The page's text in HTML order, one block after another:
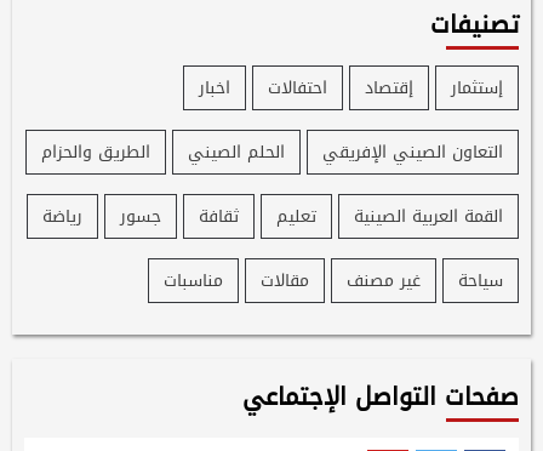
تصنيفات
إستثمار إقتصاد احتفالات
اخبار
التعاون الصيني الإفريقي
الحلم الصيني
الطريق والحزام
القمة العربية الصينية
تعليم ثقافة جسور
رياضة
سياحة
غير مصنف مقالات مناسبات
صفحات التواصل الإجتماعي